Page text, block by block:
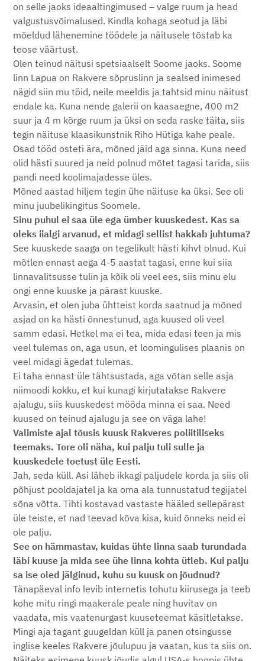
on selle jaoks ideaaltingimused – valge ruum ja head
valgustusvõimalused. Kindla kohaga seotud ja läbi
mõeldud lähenemine töödele ja näitusele tõstab ka
teose väärtust.
Olen teinud näitusi spetsiaalselt Soome jaoks. Soome
linn Lapua on Rakvere sõpruslinn ja sealsed inimesed
nägid siin mu töid, neile meeldis ja tahtsid minu näitust
endale ka. Kuna nende galerii on kaasaegne, 400 m2
suur ja 4 m kõrge ruum ja üksi on seda raske täita, siis
tegin näituse klaasikunstnik Riho Hütiga kahe peale.
Osad tööd osteti ära, mõned jäid aga sinna. Kuna need
olid hästi suured ja neid polnud mõtet tagasi tarida, siis
pandi need koolimajadesse üles.
Mõned aastad hiljem tegin ühe näituse ka üksi. See oli
minu juubelikingitus Soomele.
Sinu puhul ei saa üle ega ümber kuuskedest. Kas sa
oleks iialgi arvanud, et midagi sellist hakkab juhtuma?
See kuuskede saaga on tegelikult hästi kihvt olnud. Kui
mõtlen ennast aega 4-5 aastat tagasi, enne kui siia
linnavalitsusse tulin ja kõik oli veel ees, siis minu elu
ongi enne kuuske ja pärast kuuske.
Arvasin, et olen juba ühtteist korda saatnud ja mõned
asjad on ka hästi õnnestunud, aga kuused oli veel
samm edasi. Hetkel ma ei tea, mida edasi teen ja mis
veel tulemas on, aga usun, et loomingulises plaanis on
veel midagi ägedat tulemas.
Ei taha ennast üle tähtsustada, aga võtan selle asja
niimoodi kokku, et kui kunagi kirjutatakse Rakvere
ajalugu, siis kuuskedest mööda minna ei saa. Need
kuused on teinud ajalugu ja see on väga lahe!
Valimiste ajal tõusis kuusk Rakveres poliitiliseks
teemaks. Tore oli näha, kui palju tuli sulle ja
kuuskedele toetust üle Eesti.
Jah, seda küll. Asi läheb ikkagi paljudele korda ja siis oli
põhjust pooldajatel ja ka oma ala tunnustatud tegijatel
sõna võtta. Tihti kostavad vastaste hääled sellepärast
üle teiste, et nad teevad kõva kisa, kuid õnneks neid ei
ole palju.
See on hämmastav, kuidas ühte linna saab turundada
läbi kuuse ja mida see ühe linna kohta ütleb. Kui palju
sa ise oled jälginud, kuhu su kuusk on jõudnud?
Tänapäeval info levib internetis tohutu kiirusega ja teeb
kohe mitu ringi maakerale peale ning huvitav on
vaadata, mis vaatenurgast kuuseteemat käsitletakse.
Mingi aja tagant guugeldan küll ja panen otsingusse
inglise keeles Rakvere jõulupuu ja vaatan, kus ta siis on.